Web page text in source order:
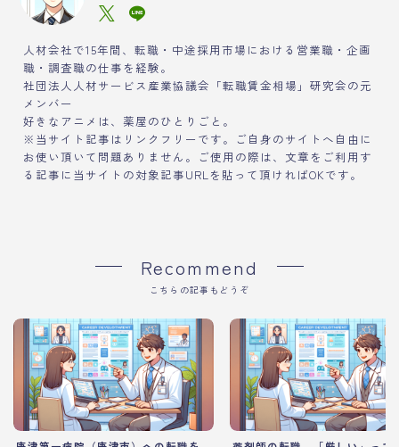
人材会社で15年間、転職・中途採用市場における営業職・企画
職・調査職の仕事を経験。
社団法人人材サービス産業協議会「転職賃金相場」研究会の元
メンバー
好きなアニメは、薬屋のひとりごと。
※当サイト記事はリンクフリーです。ご自身のサイトへ自由に
お使い頂いて問題ありません。ご使用の際は、文章をご利用す
る記事に当サイトの対象記事URLを貼って頂ければOKです。
Recommend
こちらの記事もどうぞ